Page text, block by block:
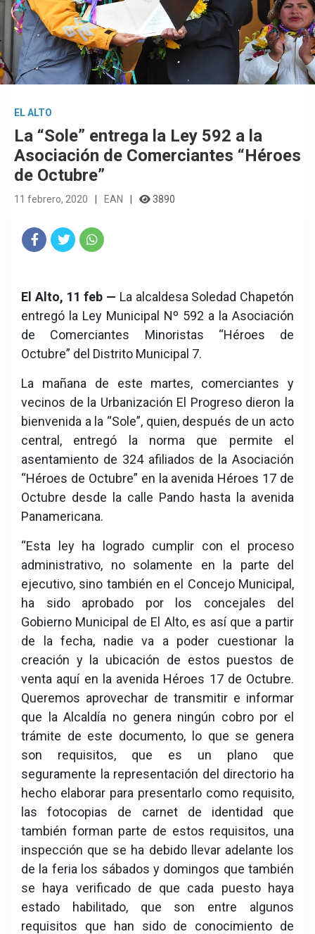
EL ALTO
La “Sole” entrega la Ley 592 a la
Asociación de Comerciantes “Héroes
de Octubre”
11 febrero, 2020 EAN 3890
eb
ook
tsA
pp
El Alto, 11 feb — La alcaldesa Soledad Chapetón
entregó la Ley Municipal Nº 592 a la Asociación
de Comerciantes Minoristas “Héroes de
Octubre” del Distrito Municipal 7.
La mañana de este martes, comerciantes y
vecinos de la Urbanización El Progreso dieron la
bienvenida a la “Sole”, quien, después de un acto
central, entregó la norma que permite el
asentamiento de 324 afiliados de la Asociación
“Héroes de Octubre” en la avenida Héroes 17 de
Octubre desde la calle Pando hasta la avenida
Panamericana.
“Esta ley ha logrado cumplir con el proceso
administrativo, no solamente en la parte del
ejecutivo, sino también en el Concejo Municipal,
ha sido aprobado por los concejales del
Gobierno Municipal de El Alto, es así que a partir
de la fecha, nadie va a poder cuestionar la
creación y la ubicación de estos puestos de
venta aquí en la avenida Héroes 17 de Octubre.
Queremos aprovechar de transmitir e informar
que la Alcaldía no genera ningún cobro por el
trámite de este documento, lo que se genera
son requisitos, que es un plano que
seguramente la representación del directorio ha
hecho elaborar para presentarlo como requisito,
las fotocopias de carnet de identidad que
también forman parte de estos requisitos, una
inspección que se ha debido llevar adelante los
de la feria los sábados y domingos que también
se haya verificado de que cada puesto haya
estado habilitado, que son entre algunos
requisitos que han sido de conocimiento de